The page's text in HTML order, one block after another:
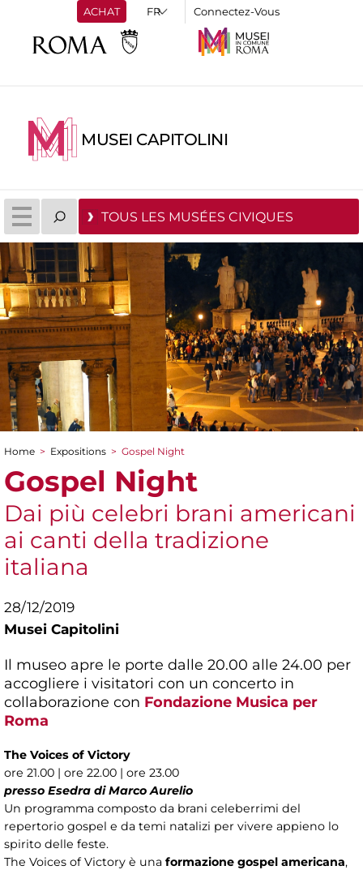
ACHAT Connectez-Vous
MUSEI CAPITOLINI
TOUS LES MUSÉES CIVIQUES
You are here
Home > Expositions > Gospel Night
Gospel Night
Dai più celebri brani americani
ai canti della tradizione
italiana
28/12/2019
Musei Capitolini
Il museo apre le porte dalle 20.00 alle 24.00 per
accogliere i visitatori con un concerto in
collaborazione con Fondazione Musica per
Roma
The Voices of Victory
ore 21.00 | ore 22.00 | ore 23.00
presso Esedra di Marco Aurelio
Un programma composto da brani celeberrimi del
repertorio gospel e da temi natalizi per vivere appieno lo
spirito delle feste.
The Voices of Victory è una formazione gospel americana,